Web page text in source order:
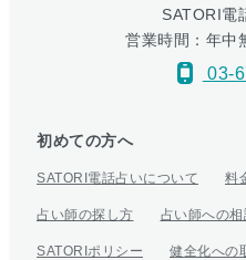
SATORI電
営業時間：年中
03-
初めての方へ
SATORI電話占いについて 料
占い師の探し方 占い師への
SATORIポリシー 健全化への